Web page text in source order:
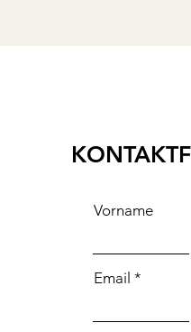
Vorname
Email